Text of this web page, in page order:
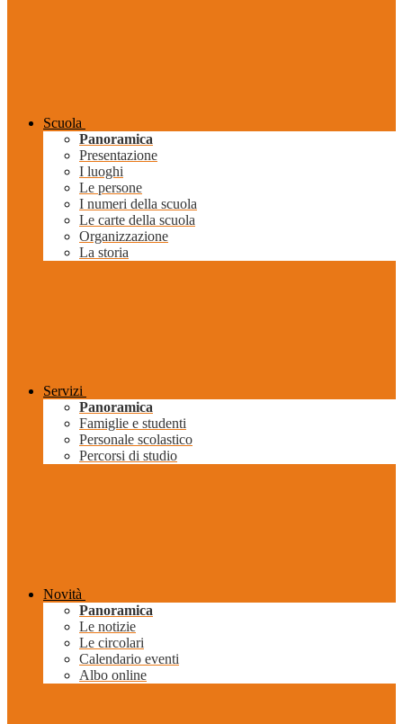
Scuola
Panoramica
Presentazione
I luoghi
Le persone
I numeri della scuola
Le carte della scuola
Organizzazione
La storia
Servizi
Panoramica
Famiglie e studenti
Personale scolastico
Percorsi di studio
Novità
Panoramica
Le notizie
Le circolari
Calendario eventi
Albo online